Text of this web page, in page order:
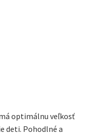
optimálnu veľkosť
deti. Pohodlné a